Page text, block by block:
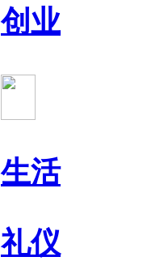
创业
生活
礼仪